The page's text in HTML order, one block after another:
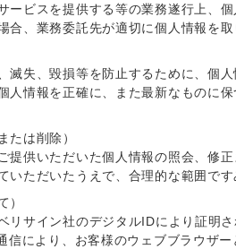
ービスを提供する等の業務遂行上、
合、業務委託先が適切に個人情報を取
滅失、毀損等を防止するために、個
人情報を正確に、また最新なものに
たは削除）
提供いただいた個人情報の照会、修
いただいたうえで、合理的な範囲で
）
リサイン社のデジタルIDにより証明
信により、お客様のウェブブラウザ